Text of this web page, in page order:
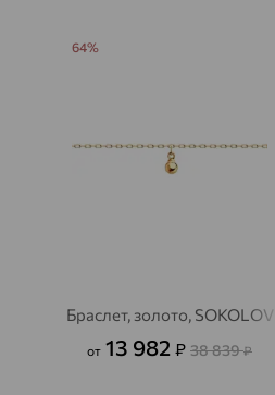
Браслет, золото, SOKOLOV
от 13 982 ₽ 38 839₽
64%